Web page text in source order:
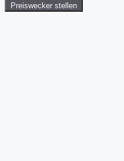
Preiswecker stellen